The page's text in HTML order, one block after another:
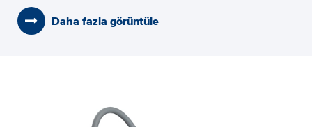
Daha fazla görüntüle